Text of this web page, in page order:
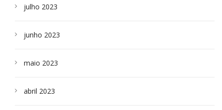
julho 2023
junho 2023
maio 2023
abril 2023